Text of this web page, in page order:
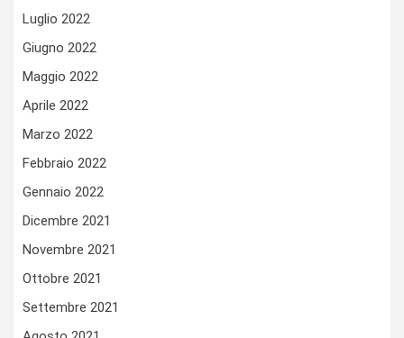
Luglio 2022
Giugno 2022
Maggio 2022
Aprile 2022
Marzo 2022
Febbraio 2022
Gennaio 2022
Dicembre 2021
Novembre 2021
Ottobre 2021
Settembre 2021